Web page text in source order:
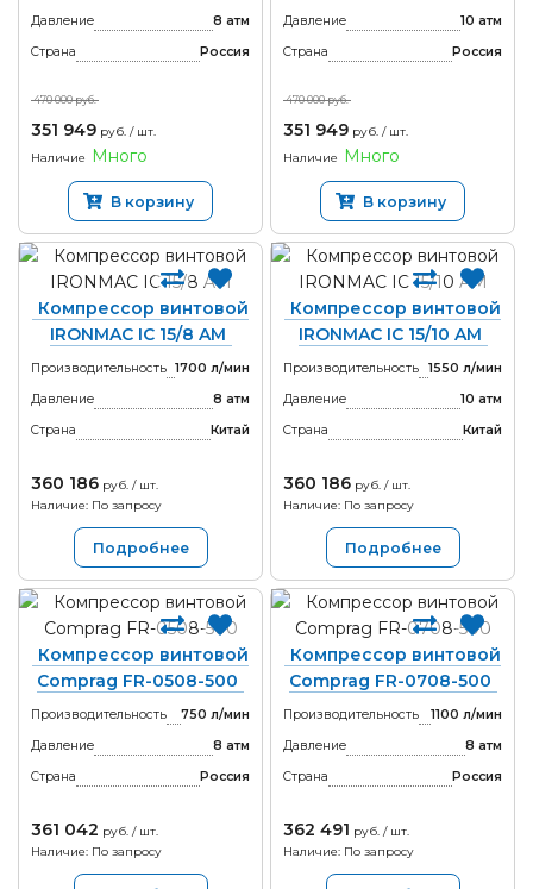
Давление
8 атм
Страна
Россия
470 000 руб.
351 949 руб. / шт.
Наличие
Много
В корзину
Давление
10 атм
Страна
Россия
470 000 руб.
351 949 руб. / шт.
Наличие
Много
В корзину
Компрессор винтовой
IRONMAC IC 15/8 AM
Производительность 1700 л/мин
Давление
8 атм
Страна
Китай
360 186 руб. / шт.
Наличие: По запросу
Подробнее
Компрессор винтовой
IRONMAC IC 15/10 AM
Производительность
1550 л/мин
Давление
10 атм
Страна
Китай
360 186 руб. / шт.
Наличие: По запросу
Подробнее
Компрессор винтовой
Comprag FR-0508-500
Производительность
750 л/мин
Давление
8 атм
Страна
Россия
361 042 руб. / шт.
Наличие: По запросу
Компрессор винтовой
Comprag FR-0708-500
Производительность
1100 л/мин
Давление
8 атм
Страна
Россия
362 491 руб. / шт.
Наличие: По запросу